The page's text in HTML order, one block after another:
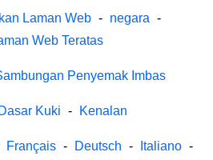
Laman Web - negara -
Web Teratas
Penyemak Imbas
Dasar Kuki - Kenalan
Français - Deutsch - Italiano -